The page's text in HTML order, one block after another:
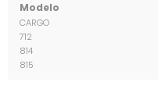
Modelo
CARGO
712
814
815